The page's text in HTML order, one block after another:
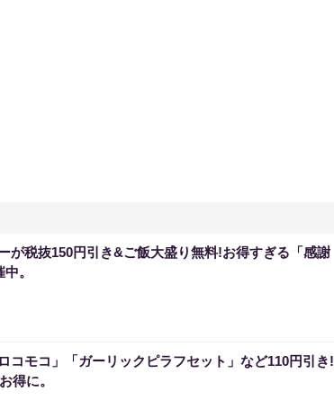
が税抜150円引き&ご飯大盛り無料!お得すぎる「感謝
。
コモコ」「ガーリックピラフセット」など110円引き!
得に。